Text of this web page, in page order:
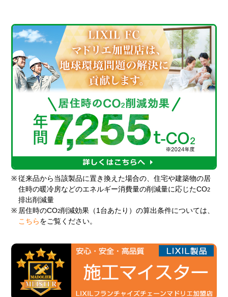
※ 従来品から当該製品に置き換えた場合の、住宅や建築物の居
住時の暖冷房などのエネルギー消費量の削減量に応じたCO2
排出削減量
※ 居住時のCO2削減効果（1台あたり）の算出条件については、
こちら をご覧ください。